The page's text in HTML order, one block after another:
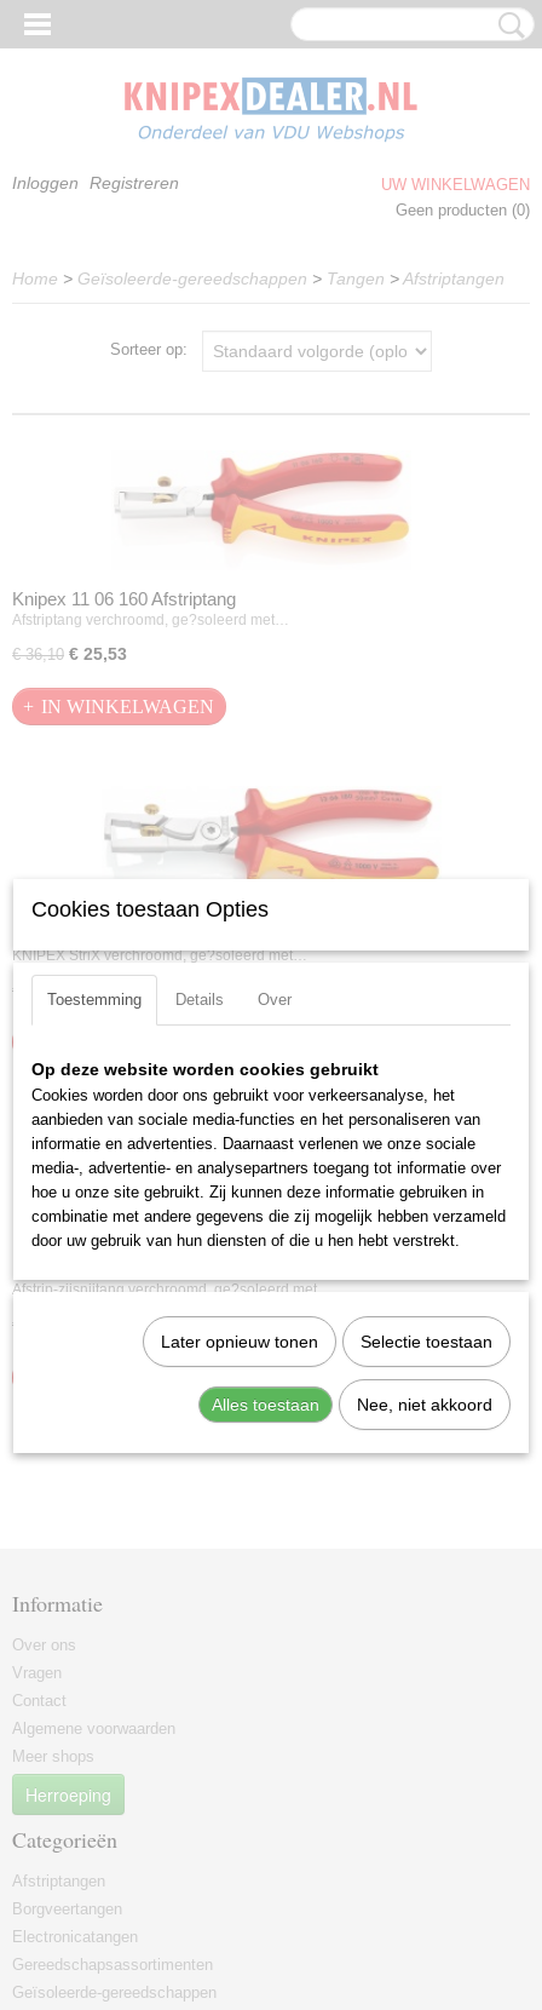
Inloggen Registreren
UW WINKELWAGEN
Geen producten (0)
Home > Geïsoleerde-gereedschappen > Tangen >Afstriptangen
Sorteer op:
Knipex 11 06 160 Afstriptang
Afstriptang verchroomd, ge?soleerd met…
€ 36,10 € 25,53
IN WINKELWAGEN
KNIPEX StriX verchroomd, ge?soleerd met…
€ 66,25 € 46,86
Afstrip-zijsnijtang verchroomd, ge?soleerd met…
€ 52,05
Informatie
Over ons
Vragen
Contact
Algemene voorwaarden
Meer shops
Herroeping
Categorieën
Afstriptangen
Borgveertangen
Electronicatangen
Gereedschapsassortimenten
Geïsoleerde-gereedschappen
Cookies toestaan Opties
Toestemming Details Over
Op deze website worden cookies gebruikt
Cookies worden door ons gebruikt voor verkeersanalyse, het
aanbieden van sociale media-functies en het personaliseren van
informatie en advertenties. Daarnaast verlenen we onze sociale
media-, advertentie- en analysepartners toegang tot informatie over
hoe u onze site gebruikt. Zij kunnen deze informatie gebruiken in
combinatie met andere gegevens die zij mogelijk hebben verzameld
door uw gebruik van hun diensten of die u hen hebt verstrekt.
Later opnieuw tonen Selectie toestaan
Alles toestaan Nee, niet akkoord